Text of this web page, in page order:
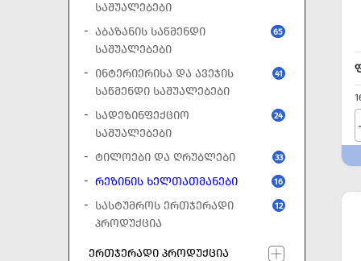
ᲡᲐᲨᲣᲐᲚᲔᲑᲔᲑᲘ
ᲐᲑᲐᲖᲐᲜᲘᲡ ᲡᲐᲬᲛᲔᲜᲓᲘ
ᲡᲐᲨᲣᲐᲚᲔᲑᲔᲑᲘ
65
ᲘᲜᲢᲔᲠᲘᲔᲠᲘᲡᲐ ᲓᲐ ᲐᲕᲔᲯᲘᲡ
ᲡᲐᲬᲛᲔᲜᲓᲘ ᲡᲐᲨᲣᲐᲚᲔᲑᲔᲑᲘ
41
ᲡᲐᲓᲔᲖᲘᲜᲤᲔᲥᲪᲘᲝ
ᲡᲐᲨᲣᲐᲚᲔᲑᲔᲑᲘ
24
ᲢᲘᲚᲝᲔᲑᲘ ᲓᲐ ᲦᲠᲣᲑᲚᲔᲑᲘ 33
ᲠᲔᲖᲘᲜᲘᲡ ᲮᲔᲚᲗᲐᲗᲛᲐᲜᲔᲑᲘ 16
ᲡᲐᲡᲢᲣᲛᲠᲝᲡ ᲔᲠᲗᲯᲔᲠᲐᲓᲘ
ᲞᲠᲝᲓᲣᲥᲪᲘᲐ
12
ᲔᲠᲗᲯᲔᲠᲐᲓᲘ ᲞᲠᲝᲓᲣᲥᲪᲘᲐ